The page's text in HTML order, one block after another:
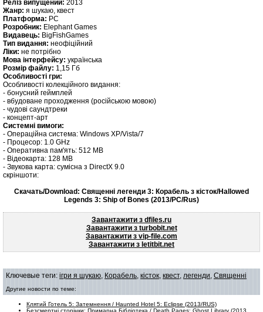
Реліз випущений: 2013
Жанр: я шукаю, квест
Платформа: PC
Розробник: Elephant Games
Видавець: BigFishGames
Тип видання: неофіційний
Ліки: не потрібно
Мова інтерфейсу: українська
Розмір файлу: 1,15 Гб
Особливості гри:
Особливості колекційного видання:
- бонусний геймплей
- вбудоване проходження (російською мовою)
- чудові саундтреки
- концепт-арт
Системні вимоги:
- Операційна система: Windows XP/Vista/7
- Процесор: 1.0 GHz
- Оперативна пам'ять: 512 MB
- Відеокарта: 128 MB
- Звукова карта: сумісна з DirectX 9.0
скріншоти:
Скачать/Download: Священні легенди 3: Корабель з кісток/Hallowed
Legends 3: Ship of Bones (2013/PC/Rus)
Завантажити з dfiles.ru
Завантажити з turbobit.net
Завантажити з vip-file.com
Завантажити з letitbit.net
Ключевые теги: ігри я шукаю, Корабель, кісток, квест, легенди, Священні
Другие новости по теме:
Клятий Готель 5: Затемнення / Haunted Hotel 5: Eclipse (2013/RUS)
Безсмертні сторінки: Примарна Бібліотека / Death Pages: Ghost Library (2013 ...